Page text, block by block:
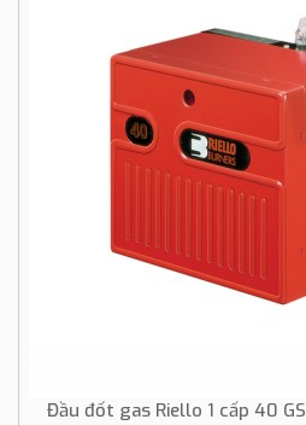
Đầu đốt gas Riello 1 cấp 40 GS